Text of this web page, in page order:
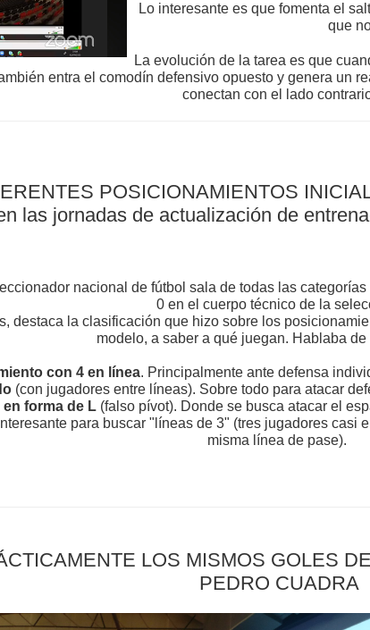
Lo interesante es que fomenta el
que
La evolución de la tarea es que
entra el comodín defensivo opuesto y genera un
conectan con el lado
POSICIONAMIENTOS
las jornadas de actualización de
nacional de fútbol sala de todas las
0 en el cuerpo técnico de la
destaca la clasificación que hizo sobre los
modelo, a saber a qué juegan. Hablaba
con 4 en línea. Principalmente ante defensa
(con jugadores entre líneas). Sobre todo para atacar
forma de L(falso pívot). Donde se busca atacar el
para buscar "líneas de 3" (tres jugadores casi
misma línea de pase).
LOS MISMOS GOLES
PEDRO CUADRA